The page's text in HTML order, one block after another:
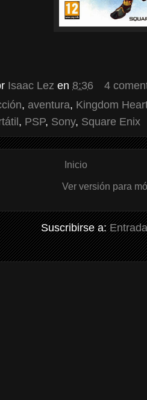
Isaac Lez en 8:36
4
, aventura, Kingdom
, PSP, Sony, Square Enix
Inicio
Ver versión para
Suscribirse a: